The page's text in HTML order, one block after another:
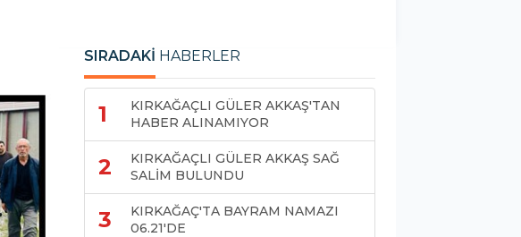
SIRADAKİ HABERLER
1
KIRKAĞAÇLI GÜLER AKKAŞ'TAN
HABER ALINAMIYOR
2
KIRKAĞAÇLI GÜLER AKKAŞ SAĞ
SALİM BULUNDU
3
KIRKAĞAÇ'TA BAYRAM NAMAZI
06.21'DE